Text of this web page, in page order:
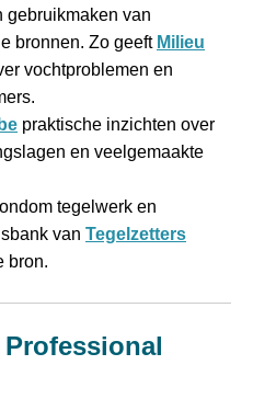
gebruikmaken van
bronnen. Zo geeft Milieu
vochtproblemen en
praktische inzichten over
en veelgemaakte
tegelwerk en
van Tegelzetters
bron.